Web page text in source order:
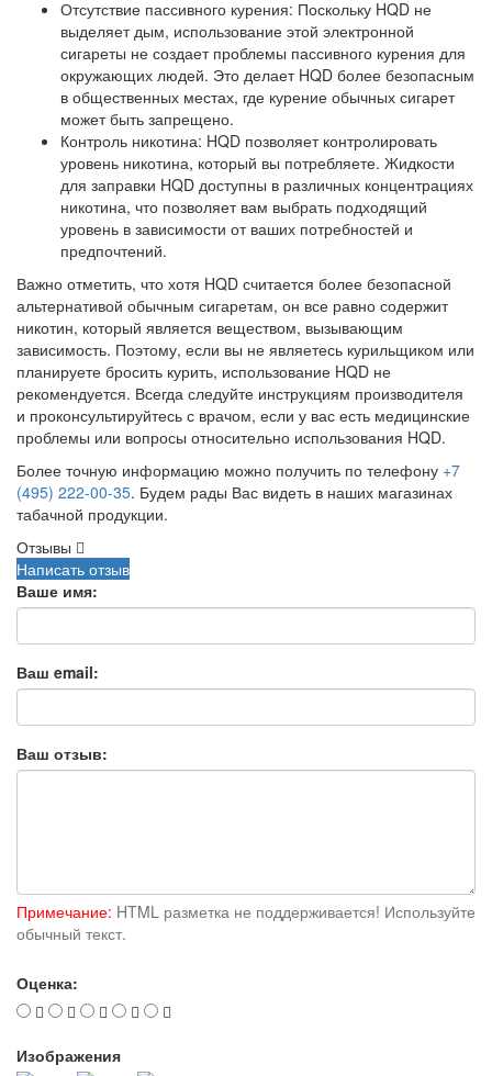
Отсутствие пассивного курения: Поскольку HQD не
выделяет дым, использование этой электронной
сигареты не создает проблемы пассивного курения для
окружающих людей. Это делает HQD более безопасным
в общественных местах, где курение обычных сигарет
может быть запрещено.
Контроль никотина: HQD позволяет контролировать
уровень никотина, который вы потребляете. Жидкости
для заправки HQD доступны в различных концентрациях
никотина, что позволяет вам выбрать подходящий
уровень в зависимости от ваших потребностей и
предпочтений.
Важно отметить, что хотя HQD считается более безопасной
альтернативой обычным сигаретам, он все равно содержит
никотин, который является веществом, вызывающим
зависимость. Поэтому, если вы не являетесь курильщиком или
планируете бросить курить, использование HQD не
рекомендуется. Всегда следуйте инструкциям производителя
и проконсультируйтесь с врачом, если у вас есть медицинские
проблемы или вопросы относительно использования HQD.
Более точную информацию можно получить по телефону +7
(495) 222-00-35. Будем рады Вас видеть в наших магазинах
табачной продукции.
Отзывы
Написать отзыв
Ваше имя:
Ваш email:
Ваш отзыв:
Примечание: HTML разметка не поддерживается! Используйте
обычный текст.
Оценка:
Изображения